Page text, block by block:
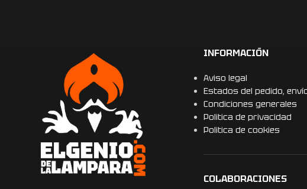
INFORMACIÓN
Aviso legal
Estados del pedido,
Condiciones generales
Politica de privacidad
Politica de cookies
COLABORACIONES